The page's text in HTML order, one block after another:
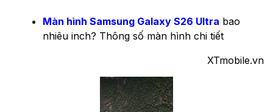
Màn hình Samsung Galaxy S26 Ultra bao
nhiêu inch? Thông số màn hình chi tiết
XTmobile.vn